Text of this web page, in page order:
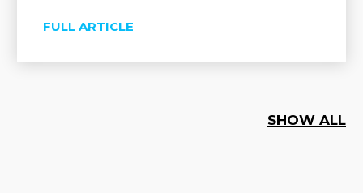
FULL ARTICLE
SHOW ALL